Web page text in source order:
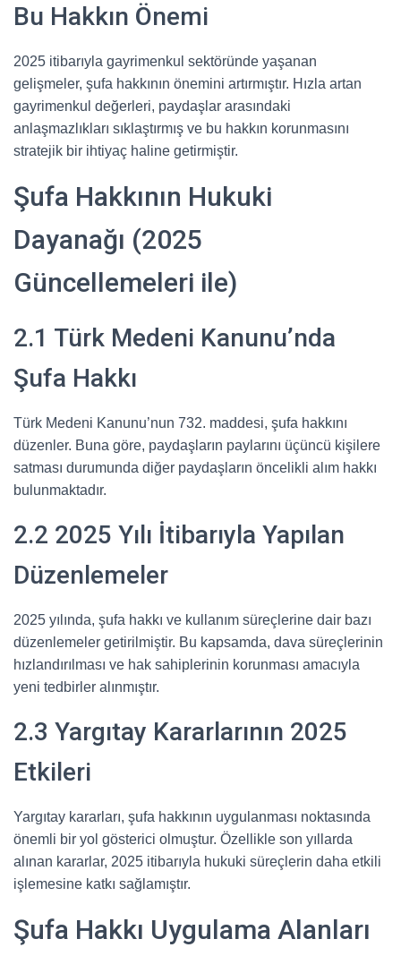
Bu Hakkın Önemi
2025 itibarıyla gayrimenkul sektöründe yaşanan
gelişmeler, şufa hakkının önemini artırmıştır. Hızla artan
gayrimenkul değerleri, paydaşlar arasındaki
anlaşmazlıkları sıklaştırmış ve bu hakkın korunmasını
stratejik bir ihtiyaç haline getirmiştir.
Şufa Hakkının Hukuki
Dayanağı (2025
Güncellemeleri ile)
2.1 Türk Medeni Kanunu’nda
Şufa Hakkı
Türk Medeni Kanunu’nun 732. maddesi, şufa hakkını
düzenler. Buna göre, paydaşların paylarını üçüncü kişilere
satması durumunda diğer paydaşların öncelikli alım hakkı
bulunmaktadır.
2.2 2025 Yılı İtibarıyla Yapılan
Düzenlemeler
2025 yılında, şufa hakkı ve kullanım süreçlerine dair bazı
düzenlemeler getirilmiştir. Bu kapsamda, dava süreçlerinin
hızlandırılması ve hak sahiplerinin korunması amacıyla
yeni tedbirler alınmıştır.
2.3 Yargıtay Kararlarının 2025
Etkileri
Yargıtay kararları, şufa hakkının uygulanması noktasında
önemli bir yol gösterici olmuştur. Özellikle son yıllarda
alınan kararlar, 2025 itibarıyla hukuki süreçlerin daha etkili
işlemesine katkı sağlamıştır.
Şufa Hakkı Uygulama Alanları